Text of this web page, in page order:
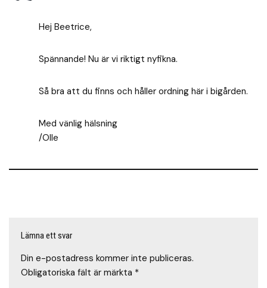
Hej Beetrice,
Spännande! Nu är vi riktigt nyfikna.
Så bra att du finns och håller ordning här i bigården.
Med vänlig hälsning
/Olle
Lämna ett svar
Din e-postadress kommer inte publiceras.
Obligatoriska fält är märkta *